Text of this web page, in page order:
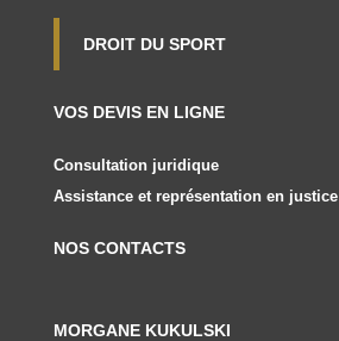
DROIT DU SPORT
VOS DEVIS EN LIGNE
Consultation juridique
Assistance et représentation en justice
NOS CONTACTS
MORGANE KUKULSKI